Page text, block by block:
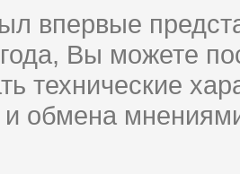
впервые
Вы можете
технические
обмена